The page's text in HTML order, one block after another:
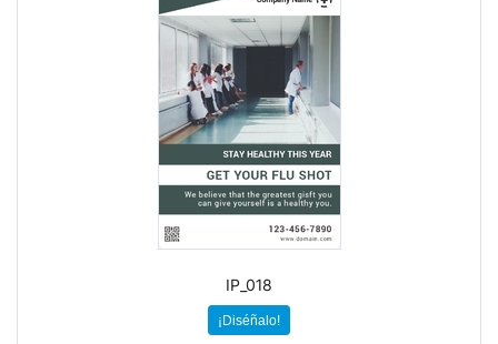
IP_018
¡Diséñalo!